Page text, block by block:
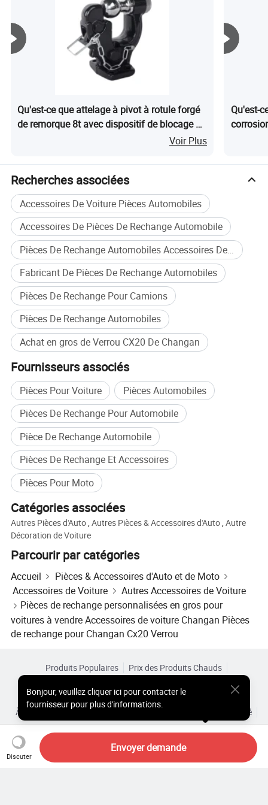
repose sur la confiance, le professionnalisme et la réussite
mutuelle. Nous nous engageons à fournir une
communication rapide, un service fiable et une assistance
continue à nos clients du monde entier.
Que vous soyez un distributeur, un grossiste, un
fournisseur de services de réparation ou un utilisateur
confiance pour les pièces de rechange de générateur et les
solutions de contrôle industriel.
Qu'est-ce que attelage à pivot à rotule forgé
de remorque 8t avec dispositif de blocage de
boule de remorquage Crochet boulonVoir Plus
Qu'est-
Recherches associées
Accessoires De Voiture Pièces Automobiles
Accessoires De Pièces De Rechange Automobile
Pièces De Rechange Automobiles Accessoires De Voiture
Fabricant De Pièces De Rechange Automobiles
Pièces De Rechange Pour Camions
Pièces De Rechange Automobiles
Achat en gros de Verrou CX20 De Changan
Fournisseurs associés
Pièces Pour Voiture
Pièces Automobiles
Pièces De Rechange Pour Automobile
Pièce De Rechange Automobile
Pièces De Rechange Et Accessoires
Pièces Pour Moto
Catégories associées
Autres Pièces d'Auto,Autres Pièces & Accessoires d'Auto,Autre
Décoration de Voiture
Parcourir par catégories
Accueil
Pièces & Accessoires d'Auto et de Moto
Accessoires de Voiture
Autres Accessoires de Voiture
Pièces de rechange personnalisées en gros pour
voitures à vendre Accessoires de voiture Changan Pièces
de rechange pour Changan Cx20 Verrou
Discuter
Envoyer demande
Bonjour,veuillez cliquer ici pour contacter le
fournisseur pour plus d'informations.
Produits Populaires
Prix des Produits Chauds
Site PC
Aperçus
À Propos de
Accord d’Utilisateur
Politique de Confidentialité
Contact
Copyright © 2026 Focus Technology Co., Ltd. All Rights Reserved